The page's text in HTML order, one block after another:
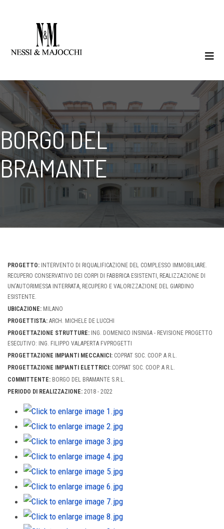
BORGO DEL
BRAMANTE
PROGETTO: INTERVENTO DI RIQUALIFICAZIONE DEL COMPLESSO IMMOBILIARE.
RECUPERO CONSERVATIVO DEI CORPI DI FABBRICA ESISTENTI, REALIZZAZIONE DI
UN'AUTORIMESSA INTERRATA, RECUPERO E VALORIZZAZIONE DEL GIARDINO
ESISTENTE.
UBICAZIONE: MILANO
PROGETTISTA: ARCH. MICHELE DE LUCCHI
PROGETTAZIONE STRUTTURE: ING. DOMENICO INSINGA - REVISIONE PROGETTO
ESECUTIVO: ING. FILIPPO VALAPERTA FVPROGETTI
PROGETTAZIONE IMPIANTI MECCANICI: COPRAT SOC. COOP. A R.L.
PROGETTAZIONE IMPIANTI ELETTRICI: COPRAT SOC. COOP. A R.L.
COMMITTENTE: BORGO DEL BRAMANTE S.R.L.
PERIODO DI REALIZZAZIONE: 2018 - 2022